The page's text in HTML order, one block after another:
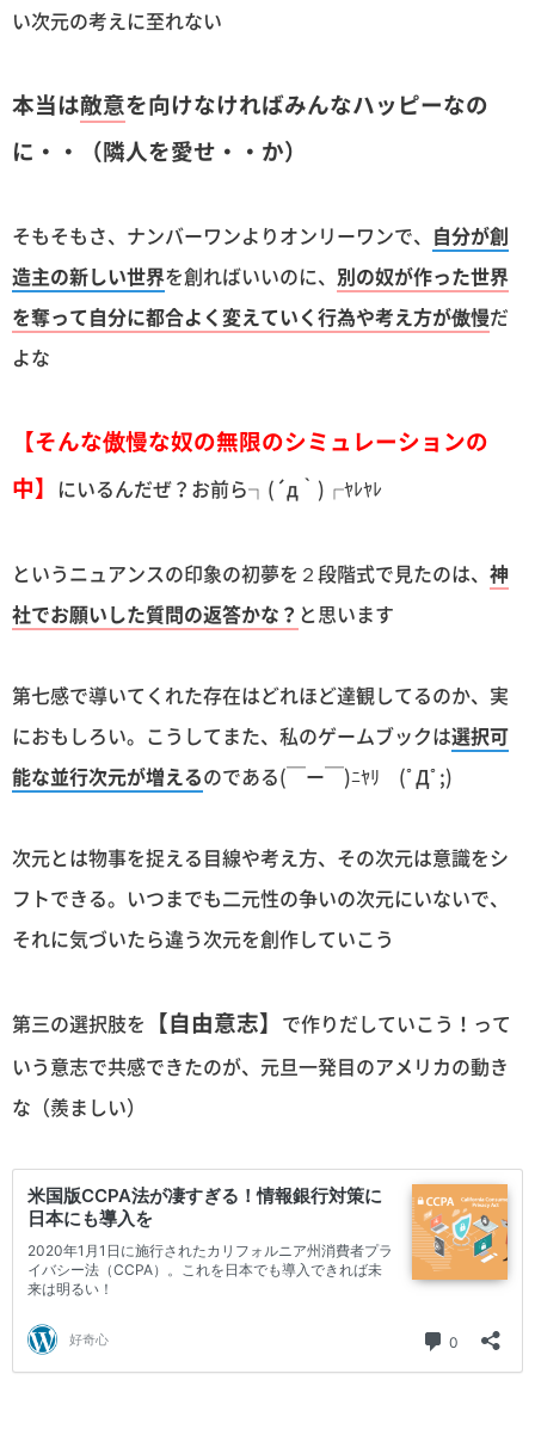
い次元の考えに至れない
本当は敵意を向けなければみんなハッピーなの
に・・（隣人を愛せ・・か）
そもそもさ、ナンバーワンよりオンリーワンで、 自分が創
造主の新しい世界を創ればいいのに、 別の奴が作った世界
を奪って自分に都合よく変えていく行為や考え方が傲慢だ
よな
【そんな傲慢な奴の無限のシミュレーションの
中】 にいるんだぜ？お前ら┐(´д｀)┌ﾔﾚﾔﾚ
というニュアンスの印象の初夢を２段階式で見たのは、 神
社でお願いした質問の返答かな？ と思います
第七感で導いてくれた存在はどれほど達観してるのか、実
におもしろい。こうしてまた、私のゲームブックは選択可
能な並行次元が増えるのである(￣ー￣)ﾆﾔﾘ (ﾟДﾟ;)
次元とは物事を捉える目線や考え方、その次元は意識をシ
フトできる。いつまでも二元性の争いの次元にいないで、
それに気づいたら違う次元を創作していこう
第三の選択肢を 【自由意志】 で作りだしていこう！って
いう意志で共感できたのが、元旦一発目のアメリカの動き
な（羨ましい）